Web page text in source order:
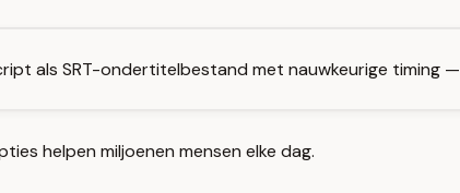
als SRT-ondertitelbestand met nauwkeurige timing
helpen miljoenen mensen elke dag.